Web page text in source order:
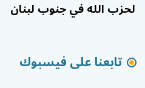
لحزب الله في جنوب لبنان
تابعنا على فيسبوك